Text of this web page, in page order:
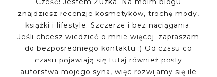
Cześć! Jestem Zuzka. Na moim blogu
znajdziesz recenzje kosmetyków, trochę mody,
książki i lifestyle. Szczerze i bez naciągania.
Jeśli chcesz wiedzieć o mnie więcej, zapraszam
do bezpośredniego kontaktu :) Od czasu do
czasu pojawiają się tutaj również posty
autorstwa mojego syna, więc rozwijamy się ile